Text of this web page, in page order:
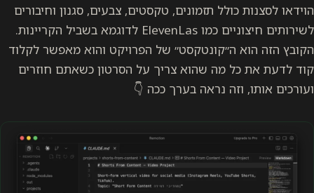
הוידאו לסצנות כולל תזמונים, טקסטים, צבעים, סגנון וחיבורים
לשירותים חיצוניים כמו ElevenLas לדוגמא בשביל הקריינות.
הקובץ הזה הוא ה״קונטקסט״ של הפרויקט והוא מאפשר לקלוד
קוד לדעת את כל מה שהוא צריך על הסרטון כשאתם חוזרים
ועורכים אותו, וזה נראה בערך ככה 👇